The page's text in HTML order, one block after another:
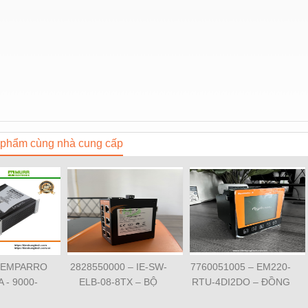
cùng nhà cung cấp
- 9000-
2828550000 – IE-SW-
ELB-08-8TX – BỘ
7760051005 – EM220-
RTU-4DI2DO – ĐỒNG